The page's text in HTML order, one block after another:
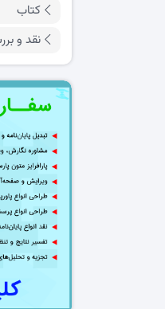
کتاب
نقد و